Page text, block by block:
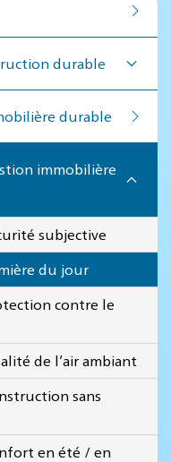
durable
du­rable
immobilière
subjective
du jour
contre le
de l’air ambiant
sans
en été / en